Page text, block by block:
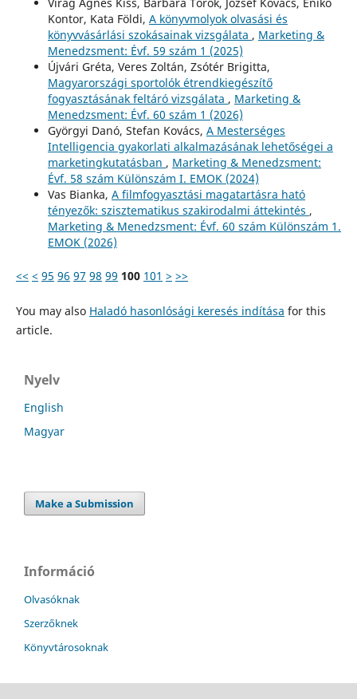
Kontor, Kata Földi, A könyvmolyok olvasási és
könyvvásárlási szokásainak vizsgálata , Marketing &
Menedzsment: Évf. 59 szám 1 (2025)
Újvári Gréta, Veres Zoltán, Zsótér Brigitta,
Magyarországi sportolók étrendkiegészítő
fogyasztásának feltáró vizsgálata , Marketing &
Menedzsment: Évf. 60 szám 1 (2026)
Györgyi Danó, Stefan Kovács, A Mesterséges
Intelligencia gyakorlati alkalmazásának lehetőségei a
marketingkutatásban , Marketing & Menedzsment:
Évf. 58 szám Különszám I. EMOK (2024)
Vas Bianka, A filmfogyasztási magatartásra ható
tényezők: szisztematikus szakirodalmi áttekintés ,
Marketing & Menedzsment: Évf. 60 szám Különszám 1.
EMOK (2026)
<< < 95 96 97 98 99 100 101 > >>
You may also Haladó hasonlósági keresés indítása for this
article.
Nyelv
English
Magyar
Make a Submission
Információ
Olvasóknak
Szerzőknek
Könyvtárosoknak